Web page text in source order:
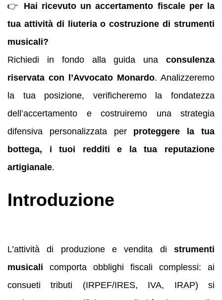
👉 Hai ricevuto un accertamento fiscale per la
tua attività di liuteria o costruzione di strumenti
musicali?
Richiedi in fondo alla guida una consulenza
riservata con l’Avvocato Monardo. Analizzeremo
la tua posizione, verificheremo la fondatezza
dell’accertamento e costruiremo una strategia
difensiva personalizzata per proteggere la tua
bottega, i tuoi redditi e la tua reputazione
artigianale.
Introduzione
L’attività di produzione e vendita di strumenti
musicali comporta obblighi fiscali complessi: ai
consueti tributi (IRPEF/IRES, IVA, IRAP) si